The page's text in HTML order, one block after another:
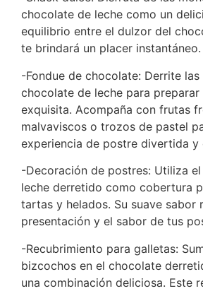
chocolate de leche como un
equilibrio entre el dulzor del
te brindará un placer instantáneo.
-Fondue de chocolate: Derrite
chocolate de leche para preparar
exquisita. Acompaña con frutas
malvaviscos o trozos de pastel
experiencia de postre divertida y
-Decoración de postres: Utiliza
leche derretido como cobertura
tartas y helados. Su suave sabor
presentación y el sabor de tus
-Recubrimiento para galletas:
bizcochos en el chocolate
una combinación deliciosa. Este